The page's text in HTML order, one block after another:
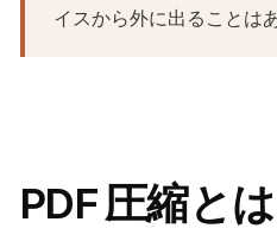
イスから外に出ることは
PDF 圧縮と